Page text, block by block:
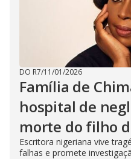
DO R7/11/01/2026
Família de
hospital de
morte do filho
Escritora nigeriana vive
falhas e promete